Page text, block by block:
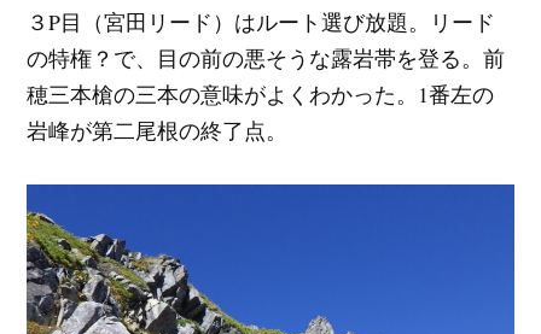
３P目（宮田リード）はルート選び放題。リード
の特権？で、目の前の悪そうな露岩帯を登る。前
穂三本槍の三本の意味がよくわかった。1番左の
岩峰が第二尾根の終了点。